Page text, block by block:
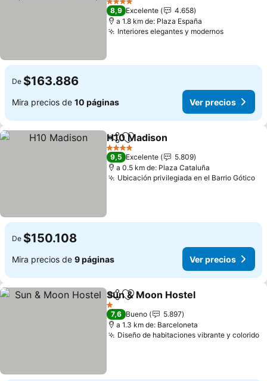
4 Estrellas
8,9 Excelente
4.658
a 1.8 km de: Plaza España
Interiores elegantes y modernos
De $163.886
Mira precios de 10 páginas Ver precios
CompartirAgregar a favoritos
H10 Madison
4 Estrellas
9,5 Excelente
5.809
a 0.5 km de: Plaza Cataluña
Ubicación privilegiada en el Barrio Gótico
De $150.108
Mira precios de 9 páginas Ver precios
CompartirAgregar a favoritos
Sun & Moon Hostel
1 Estrellas
7,6 Bueno
5.897
a 1.3 km de: Barceloneta
Diseño de habitaciones vibrante y colorido